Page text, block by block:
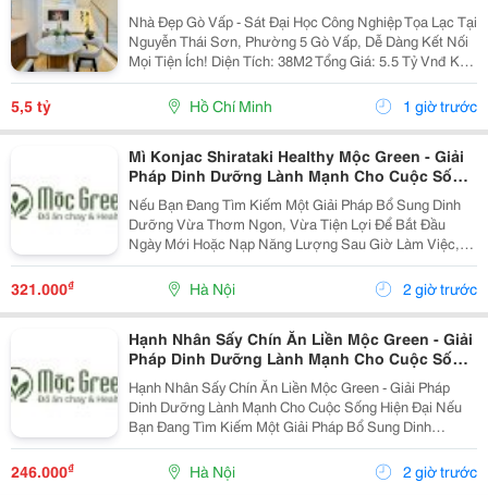
Nhà Đẹp Gò Vấp - Sát Đại Học Công Nghiệp Tọa Lạc Tại
Nguyễn Thái Sơn, Phường 5 Gò Vấp, Dễ Dàng Kết Nối
Mọi Tiện Ích! Diện Tích: 38M2 Tổng Giá: 5.5 Tỷ Vnđ Kết
Cấu: Nhà 1 Trệt 2 Lầu Kiên Cố, 3Pn, 3Wc, Ban Công,
Sân Thượng Thoáng Mát, Sẵn Sàng Dọn...
5,5 tỷ Hồ Chí Minh 1 giờ trước
Mì Konjac Shirataki Healthy Mộc Green - Giải
Pháp Dinh Dưỡng Lành Mạnh Cho Cuộc Sống
Hiện Đại
Nếu Bạn Đang Tìm Kiếm Một Giải Pháp Bổ Sung Dinh
Dưỡng Vừa Thơm Ngon, Vừa Tiện Lợi Để Bắt Đầu
Ngày Mới Hoặc Nạp Năng Lượng Sau Giờ Làm Việc,
Thì Mì Konjac Shirataki Healthy Mộc Green Chính Là
Lựa Chọn Hoàn Hảo. Vì Sao Nên Lựa Chọn Mì Konjac...
321.000₫ Hà Nội 2 giờ trước
Hạnh Nhân Sấy Chín Ăn Liền Mộc Green - Giải
Pháp Dinh Dưỡng Lành Mạnh Cho Cuộc Sống
Hiện Đại
Hạnh Nhân Sấy Chín Ăn Liền Mộc Green - Giải Pháp
Dinh Dưỡng Lành Mạnh Cho Cuộc Sống Hiện Đại Nếu
Bạn Đang Tìm Kiếm Một Giải Pháp Bổ Sung Dinh
Dưỡng Vừa Thơm Ngon, Vừa Tiện Lợi Để Bắt Đầu
Ngày Mới Hoặc Nạp Năng Lượng Sau Giờ Làm Việc,
Thì Hạnh Nhân...
246.000₫ Hà Nội 2 giờ trước